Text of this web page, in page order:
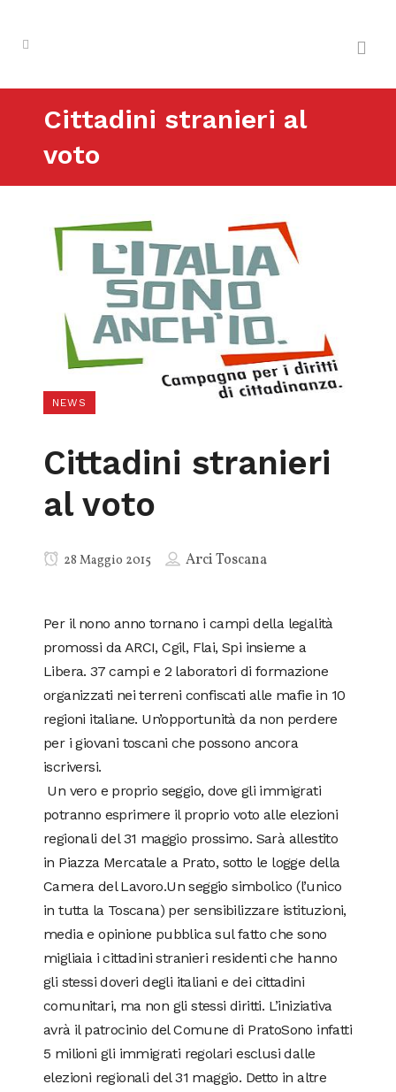
Cittadini stranieri al
voto
NEWS
Cittadini stranieri
al voto
28 Maggio 2015 Arci Toscana
Per il nono anno tornano i campi della legalità
promossi da ARCI, Cgil, Flai, Spi insieme a
Libera. 37 campi e 2 laboratori di formazione
organizzati nei terreni confiscati alle mafie in 10
regioni italiane. Un’opportunità da non perdere
per i giovani toscani che possono ancora
iscriversi.
Un vero e proprio seggio, dove gli immigrati
potranno esprimere il proprio voto alle elezioni
regionali del 31 maggio prossimo. Sarà allestito
in Piazza Mercatale a Prato, sotto le logge della
Camera del Lavoro.Un seggio simbolico (l’unico
in tutta la Toscana) per sensibilizzare istituzioni,
media e opinione pubblica sul fatto che sono
migliaia i cittadini stranieri residenti che hanno
gli stessi doveri degli italiani e dei cittadini
comunitari, ma non gli stessi diritti. L’iniziativa
avrà il patrocinio del Comune di PratoSono infatti
5 milioni gli immigrati regolari esclusi dalle
elezioni regionali del 31 maggio. Detto in altre